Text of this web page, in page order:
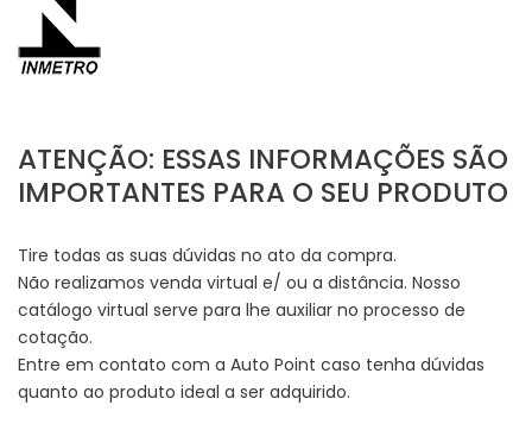
ATENÇÃO: ESSAS INFORMAÇÕES SÃO
IMPORTANTES PARA O SEU PRODUTO
Tire todas as suas dúvidas no ato da compra.
Não realizamos venda virtual e/ ou a distância. Nosso
catálogo virtual serve para lhe auxiliar no processo de
cotação.
Entre em contato com a Auto Point caso tenha dúvidas
quanto ao produto ideal a ser adquirido.